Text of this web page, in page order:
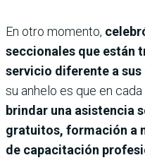
En otro momento,
seccionales que están
servicio diferente a
su anhelo es que en
brindar una asistencia
gratuitos, formación a
de capacitación